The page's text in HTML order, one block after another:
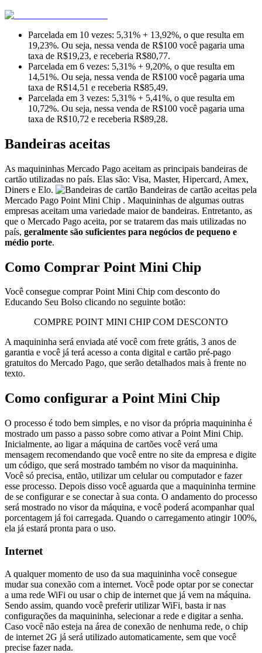
Parcelada em 10 vezes: 5,31% + 13,92%, o que resulta em
19,23%. Ou seja, nessa venda de R$100 você pagaria uma
taxa de R$19,23, e receberia R$80,77.
Parcelada em 6 vezes: 5,31% + 9,20%, o que resulta em
14,51%. Ou seja, nessa venda de R$100 você pagaria uma
taxa de R$14,51 e receberia R$85,49.
Parcelada em 3 vezes: 5,31% + 5,41%, o que resulta em
10,72%. Ou seja, nessa venda de R$100 você pagaria uma
taxa de R$10,72 e receberia R$89,28.
Bandeiras aceitas
As maquininhas Mercado Pago aceitam as principais bandeiras de
cartão utilizadas no país. Elas são: Visa, Master, Hipercard, Amex,
Diners e Elo.
Bandeiras de cartão aceitas pela
Mercado Pago Point Mini Chip . Maquininhas de algumas outras
empresas aceitam uma variedade maior de bandeiras. Entretanto, as
que o Mercado Pago aceita, por se tratarem das mais utilizadas no
país, geralmente são suficientes para negócios de pequeno e
médio porte.
Como Comprar Point Mini Chip
Você consegue comprar Point Mini Chip com desconto do
Educando Seu Bolso clicando no seguinte botão:
COMPRE POINT MINI CHIP COM DESCONTO
A maquininha será enviada até você com frete grátis, 3 anos de
garantia e você já terá acesso a conta digital e cartão pré-pago
gratuitos do Mercado Pago, que serão detalhados mais à frente no
texto.
Como configurar a Point Mini Chip
O processo é todo bem simples, e no visor da própria maquininha é
mostrado um passo a passo sobre como ativar a Point Mini Chip.
Inicialmente, ao ligar a máquina de cartões você verá uma
mensagem recomendando que você entre no site da empresa e digite
um código, que será mostrado também no visor da maquininha.
Você só precisa, então, utilizar um celular ou computador e fazer
esse processo. Depois disso você aguarda que a maquininha termine
de se configurar e se conectar à sua conta. O andamento do processo
será mostrado no visor da máquina, e você poderá acompanhar qual
porcentagem já foi carregada. Quando o carregamento atingir 100%,
ela já estará pronta para o uso.
Internet
A qualquer momento de uso da sua maquininha você consegue
mudar sua conexão com a internet. Você pode optar por se conectar
a uma rede WiFi ou usar o chip de internet que já vem na máquina.
Sendo assim, quando você preferir utilizar WiFi, basta ir nas
configurações da maquininha, selecionar a rede e digitar a senha.
Caso você não esteja na área de conexão de nenhuma rede, o chip
de internet 2G já será utilizado automaticamente, sem que você
precise fazer nada.